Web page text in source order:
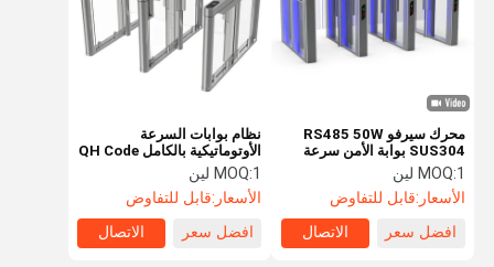
نظام بوابات السرعة
الأوتوماتيكية بالكامل QH Code
RFID Swing Turnstile
Barrier للبنوك والفنادق
MOQ:1 لين
الأسعار:قابل للتفاوض
افضل سعر
الاتصال
محرك سيرفو RS485 50W
SUS304 بوابة الأمن سرعة
الباب الدوار
MOQ:1 لين
الأسعار:قابل للتفاوض
افضل سعر
الاتصال